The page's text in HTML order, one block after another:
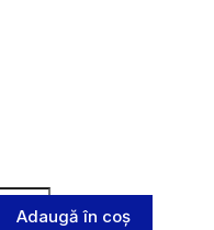
Adaugă în coș